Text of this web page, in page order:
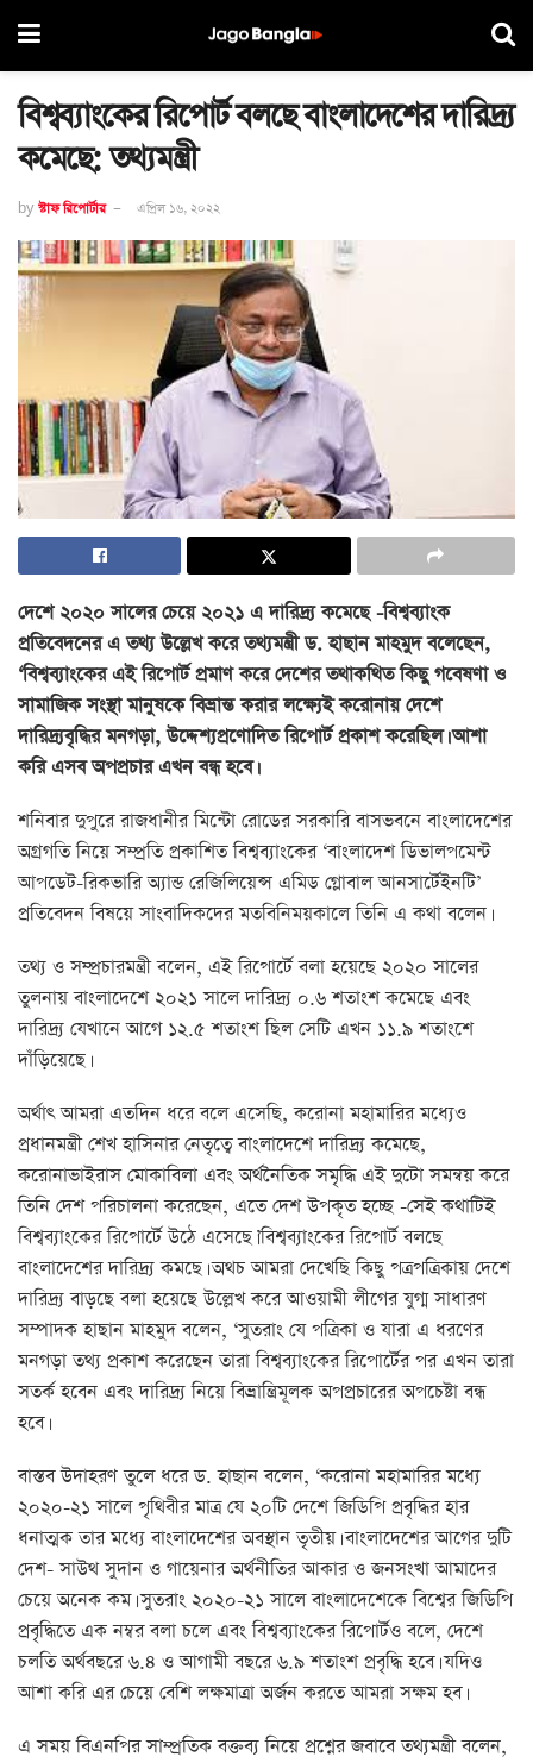
বিশ্বব্যাংকের রিপোর্ট বলছে বাংলাদেশের দারিদ্র্য
কমেছে: তথ্যমন্ত্রী
by স্টাফ রিপোর্টার এপ্রিল ১৬, ২০২২
দেশে ২০২০ সালের চেয়ে ২০২১ এ দারিদ্র্য কমেছে -বিশ্বব্যাংক
প্রতিবেদনের এ তথ্য উল্লেখ করে তথ্যমন্ত্রী ড. হাছান মাহমুদ বলেছেন,
‘বিশ্বব্যাংকের এই রিপোর্ট প্রমাণ করে দেশের তথাকথিত কিছু গবেষণা ও
সামাজিক সংস্থা মানুষকে বিভ্রান্ত করার লক্ষ্যেই করোনায় দেশে
দারিদ্র্যবৃদ্ধির মনগড়া, উদ্দেশ্যপ্রণোদিত রিপোর্ট প্রকাশ করেছিল। আশা
করি এসব অপপ্রচার এখন বন্ধ হবে।
শনিবার দুপুরে রাজধানীর মিন্টো রোডের সরকারি বাসভবনে বাংলাদেশের
অগ্রগতি নিয়ে সম্প্রতি প্রকাশিত বিশ্বব্যাংকের ‘বাংলাদেশ ডিভালপমেন্ট
আপডেট-রিকভারি অ্যান্ড রেজিলিয়েন্স এমিড গ্লোবাল আনসার্টেইনটি’
প্রতিবেদন বিষয়ে সাংবাদিকদের মতবিনিময়কালে তিনি এ কথা বলেন।
তথ্য ও সম্প্রচারমন্ত্রী বলেন, এই রিপোর্টে বলা হয়েছে ২০২০ সালের
তুলনায় বাংলাদেশে ২০২১ সালে দারিদ্র্য ০.৬ শতাংশ কমেছে এবং
দারিদ্র্য যেখানে আগে ১২.৫ শতাংশ ছিল সেটি এখন ১১.৯ শতাংশে
দাঁড়িয়েছে।
অর্থাৎ আমরা এতদিন ধরে বলে এসেছি, করোনা মহামারির মধ্যেও
প্রধানমন্ত্রী শেখ হাসিনার নেতৃত্বে বাংলাদেশে দারিদ্র্য কমেছে,
করোনাভাইরাস মোকাবিলা এবং অর্থনৈতিক সমৃদ্ধি এই দুটো সমন্বয় করে
তিনি দেশ পরিচালনা করেছেন, এতে দেশ উপকৃত হচ্ছে -সেই কথাটিই
বিশ্বব্যাংকের রিপোর্টে উঠে এসেছে।’বিশ্বব্যাংকের রিপোর্ট বলছে
বাংলাদেশের দারিদ্র্য কমছে। অথচ আমরা দেখেছি কিছু পত্রপত্রিকায় দেশে
দারিদ্র্য বাড়ছে বলা হয়েছে উল্লেখ করে আওয়ামী লীগের যুগ্ম সাধারণ
সম্পাদক হাছান মাহমুদ বলেন, ‘সুতরাং যে পত্রিকা ও যারা এ ধরণের
মনগড়া তথ্য প্রকাশ করেছেন তারা বিশ্বব্যাংকের রিপোর্টের পর এখন তারা
সতর্ক হবেন এবং দারিদ্র্য নিয়ে বিভ্রান্ত্রিমূলক অপপ্রচারের অপচেষ্টা বন্ধ
হবে।
বাস্তব উদাহরণ তুলে ধরে ড. হাছান বলেন, ‘করোনা মহামারির মধ্যে
২০২০-২১ সালে পৃথিবীর মাত্র যে ২০টি দেশে জিডিপি প্রবৃদ্ধির হার
ধনাত্মক তার মধ্যে বাংলাদেশের অবস্থান তৃতীয়। বাংলাদেশের আগের দুটি
দেশ- সাউথ সুদান ও গায়েনার অর্থনীতির আকার ও জনসংখা আমাদের
চেয়ে অনেক কম। সুতরাং ২০২০-২১ সালে বাংলাদেশেকে বিশ্বের জিডিপি
প্রবৃদ্ধিতে এক নম্বর বলা চলে এবং বিশ্বব্যাংকের রিপোর্টও বলে, দেশে
চলতি অর্থবছরে ৬.৪ ও আগামী বছরে ৬.৯ শতাংশ প্রবৃদ্ধি হবে। যদিও
আশা করি এর চেয়ে বেশি লক্ষমাত্রা অর্জন করতে আমরা সক্ষম হব।
এ সময় বিএনপির সাম্প্রতিক বক্তব্য নিয়ে প্রশ্নের জবাবে তথ্যমন্ত্রী বলেন,